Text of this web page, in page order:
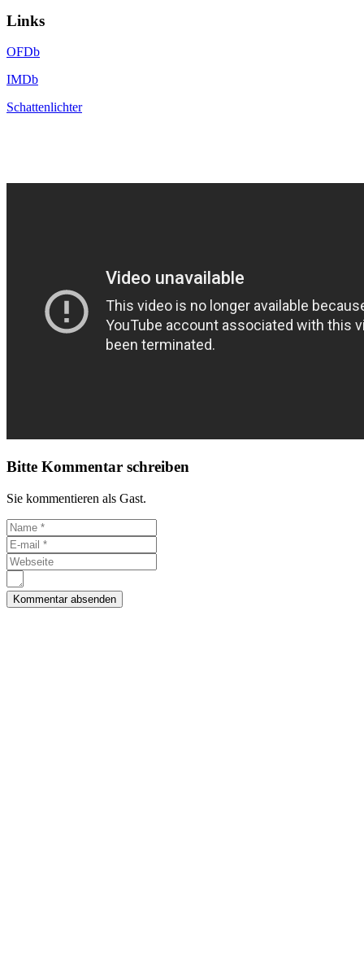
Links
OFDb
IMDb
Schattenlichter
Bitte Kommentar schreiben
Sie kommentieren als Gast.